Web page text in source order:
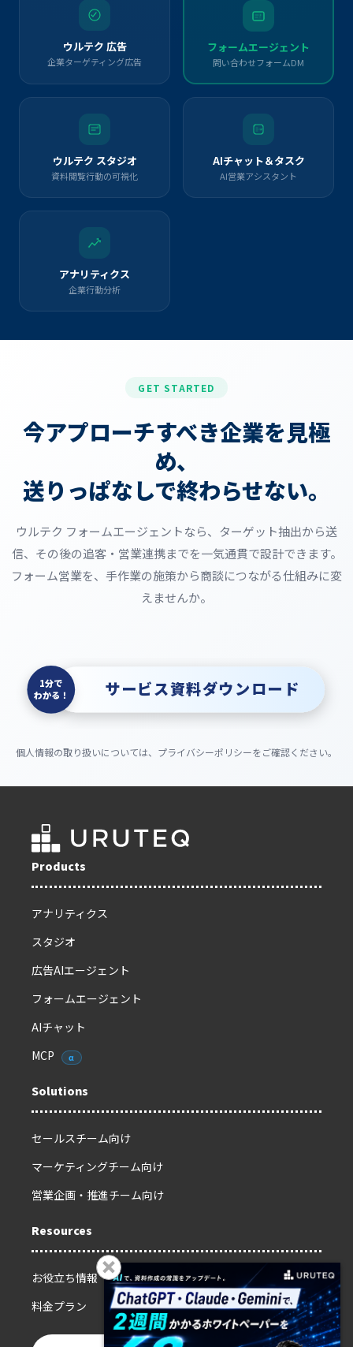
ウルテク 広告
企業ターゲティング広告
フォームエージェント
問い合わせフォームDM
ウルテク スタジオ
資料閲覧行動の可視化
AIチャット＆タスク
AI営業アシスタント
アナリティクス
企業行動分析
GET STARTED
今アプローチすべき企業を見極
め、
送りっぱなしで終わらせない。
ウルテク フォームエージェントなら、ターゲット抽出から送
信、その後の追客・営業連携までを一気通貫で設計できます。
フォーム営業を、手作業の施策から商談につながる仕組みに変
えませんか。
サービス資料ダウンロード
1分で
わかる！
個人情報の取り扱いについては、プライバシーポリシーをご確認ください。
Products
アナリティクス
スタジオ
広告AIエージェント
フォームエージェント
AIチャット
MCP
α
Solutions
セールスチーム向け
マーケティングチーム向け
営業企画・推進チーム向け
Resources
お役立ち情報
料金プラン